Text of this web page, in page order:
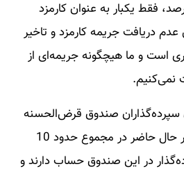
تومان نیز 3 درصد، فقط یکبار به عنوان کارمزد
دریافت جریمه کارمزد و تاخیر
است و ما هیچگونه جریمه‌ای از
نمی‌کنیم.
سپرده‌گذاران صندوق قرض‌الحسنه
امداد ولایت، اظهار کرد: در حال حاضر در مجموع حدود 10
در این صندوق حساب دارند و